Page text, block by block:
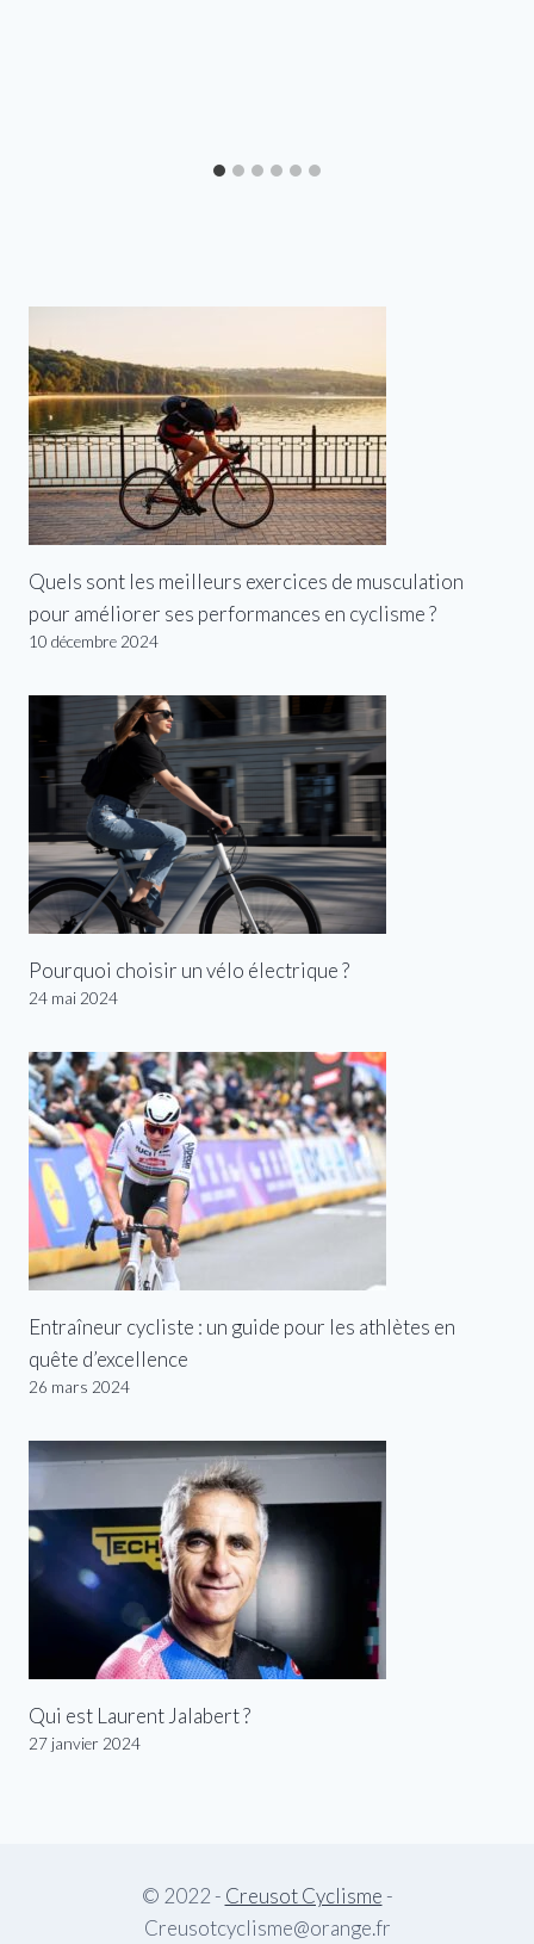
Quels sont les meilleurs exercices de musculation
pour améliorer ses performances en cyclisme ?
10 décembre 2024
Pourquoi choisir un vélo électrique ?
24 mai 2024
Entraîneur cycliste : un guide pour les athlètes en
quête d’excellence
26 mars 2024
Qui est Laurent Jalabert ?
27 janvier 2024
© 2022 - Creusot Cyclisme -
Creusotcyclisme@orange.fr